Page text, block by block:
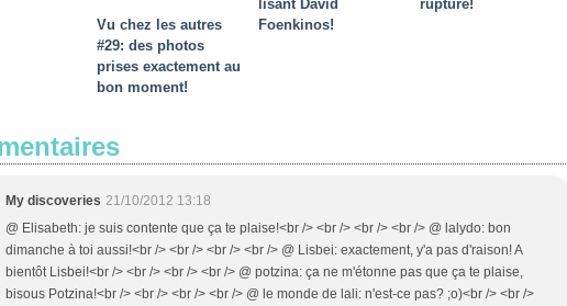
Vu chez les autres
#29: des photos
prises exactement au
bon moment!
lisant David
Foenkinos!
rupture!
My discoveries 21/10/2012 13:18
@ Elisabeth: je suis contente que ça te plaise!<br /> <br /> <br /> <br /> @ lalydo: bon
dimanche à toi aussi!<br /> <br /> <br /> <br /> @ Lisbei: exactement, y'a pas d'raison! A
bientôt Lisbei!<br /> <br /> <br /> <br /> @ potzina: ça ne m'étonne pas que ça te plaise,
bisous Potzina!<br /> <br /> <br /> <br /> @ le monde de lali: n'est-ce pas? ;o)<br /> <br />